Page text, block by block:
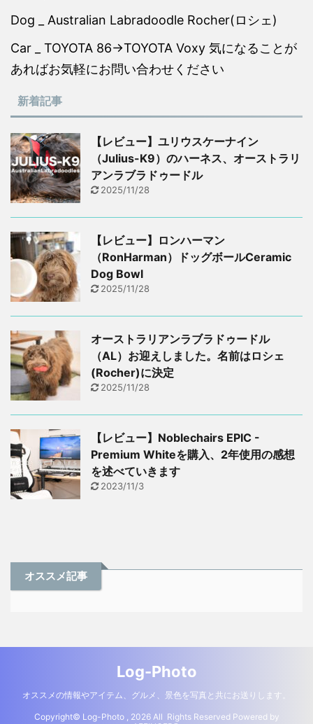
Dog _ Australian Labradoodle Rocher(ロシェ)
Car _ TOYOTA 86→TOYOTA Voxy 気になることが
あればお気軽にお問い合わせください
新着記事
【レビュー】ユリウスケーナイン
（Julius-K9）のハーネス、オーストラリ
アンラブラドゥードル
2025/11/28
【レビュー】ロンハーマン
（RonHarman）ドッグボールCeramic
Dog Bowl
2025/11/28
オーストラリアンラブラドゥードル
（AL）お迎えしました。名前はロシェ
(Rocher)に決定
2025/11/28
【レビュー】Noblechairs EPIC -
Premium Whiteを購入、2年使用の感想
を述べていきます
2023/11/3
オススメ記事
Log-Photo
オススメの情報やアイテム、グルメ、景色を写真と共にお送りします。
Copyright© Log-Photo , 2026 All Rights Reserved Powered by